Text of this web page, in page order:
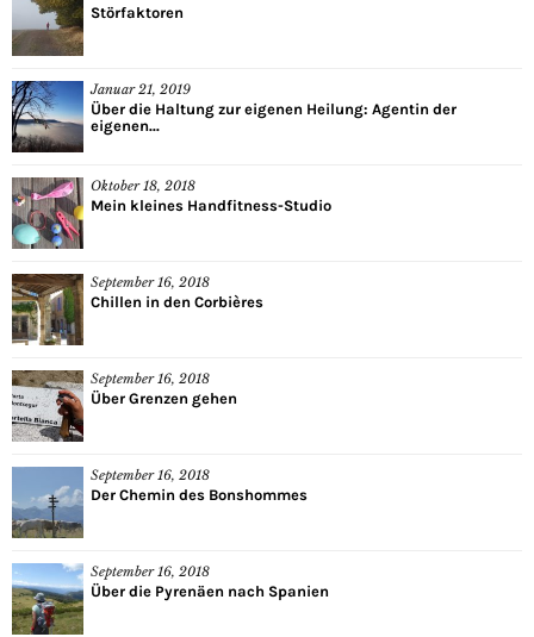
Störfaktoren
Januar 21, 2019
Über die Haltung zur eigenen Heilung: Agentin der
eigenen...
Oktober 18, 2018
Mein kleines Handfitness-Studio
September 16, 2018
Chillen in den Corbières
September 16, 2018
Über Grenzen gehen
September 16, 2018
Der Chemin des Bonshommes
September 16, 2018
Über die Pyrenäen nach Spanien